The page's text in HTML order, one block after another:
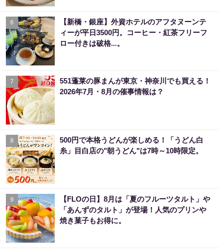
6
【新橋・銀座】外資ホテルのアフタヌーンテ
ィーが平日3500円。コーヒー・紅茶フリーフ
ロー付きは破格...。
7
551蓬莱の豚まんが東京・神奈川でも買える！
2026年7月・8月の催事情報は？
8
500円で本格うどんが楽しめる！「うどん白
糸」目白店の"朝うどん"は7時～10時限定。
9
【FLOの日】8月は「夏のフルーツタルト」や
「あんずのタルト」が登場！人気のプリンや
焼き菓子もお得に。